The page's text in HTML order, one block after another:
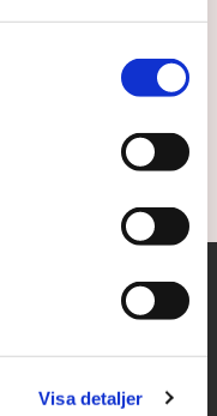
Visa detaljer
kopplade till
i Karlskoga.